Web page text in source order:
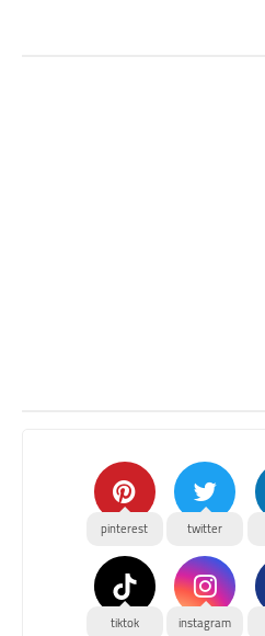
twitter
pinterest
instagram
tiktok